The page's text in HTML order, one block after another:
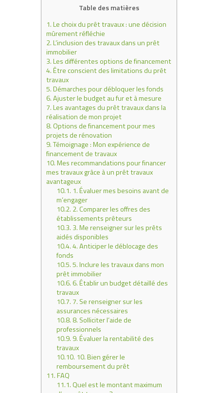
Table des matières
1.Le choix du prêt travaux : une décision
mûrement réfléchie
2.L’inclusion des travaux dans un prêt
immobilier
3.Les différentes options de financement
4.Être conscient des limitations du prêt
travaux
5.Démarches pour débloquer les fonds
6.Ajuster le budget au fur et à mesure
7.Les avantages du prêt travaux dans la
réalisation de mon projet
8.Options de financement pour mes
projets de rénovation
9.Témoignage : Mon expérience de
financement de travaux
10.Mes recommandations pour financer
mes travaux grâce à un prêt travaux
avantageux
10.1. 1. Évaluer mes besoins avant de
m’engager
10.2. 2. Comparer les offres des
établissements prêteurs
10.3. 3. Me renseigner sur les prêts
aidés disponibles
10.4.4. Anticiper le déblocage des
fonds
10.5.5. Inclure les travaux dans mon
prêt immobilier
10.6.6. Établir un budget détaillé des
travaux
10.7. 7. Se renseigner sur les
assurances nécessaires
10.8. 8. Solliciter l’aide de
professionnels
10.9. 9. Évaluer la rentabilité des
travaux
10.10. 10. Bien gérer le
remboursement du prêt
11.FAQ
11.1.Quel est le montant maximum